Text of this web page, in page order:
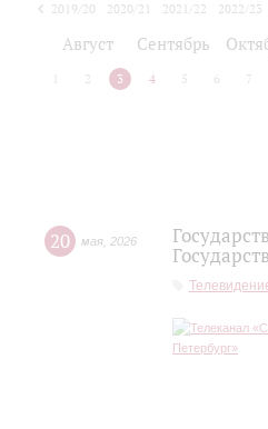
2019/20 2020/21 2021/22 2022/23
Август Сентябрь
2 3 4 5 6 7
20 мая 2026